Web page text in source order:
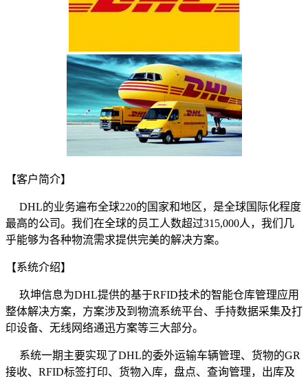
【客户简介】
DHL的业务遍布全球220的国家和地区，是全球国际化程度
最高的公司。我们在全球的员工人数超过315,000人，我们几
乎能够为各种物流需求提供完美的解决方案。
【系统介绍】
玖坤信息为DHL提供的基于RFID技术的智能仓库管理应用
整体解决方案，方案涉及到物流系统平台、手持数据采集及打
印设备、无线网络通迅方案等三大部分。
系统一期主要实现了DHL的委外运输车辆管理、货物的GR
接收、RFID标签打印、货物入库，盘点、查询管理，出库及